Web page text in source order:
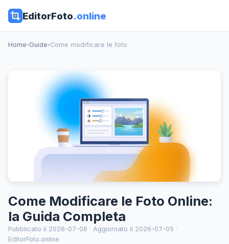
EditorFoto.online
Home›Guide›Come modificare le foto
Come Modificare le Foto Online:
la Guida Completa
Pubblicato il 2026-07-06 · Aggiornato il 2026-07-05 ·
EditorFoto.online